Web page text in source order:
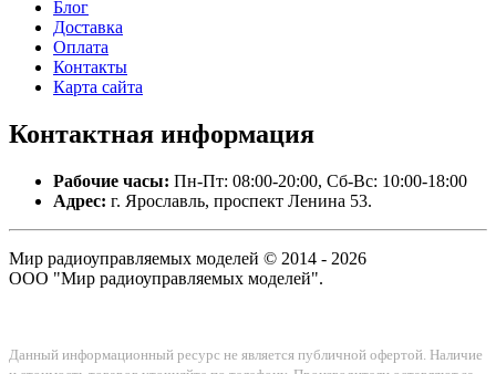
Блог
Доставка
Оплата
Контакты
Карта сайта
Контактная информация
Рабочие часы: Пн-Пт: 08:00-20:00, Сб-Вс: 10:00-18:00
Адрес: г. Ярославль, проспект Ленина 53.
Мир радиоуправляемых моделей © 2014 - 2026
ООО "Мир радиоуправляемых моделей".
Данный информационный ресурс не является публичной офертой. Наличие